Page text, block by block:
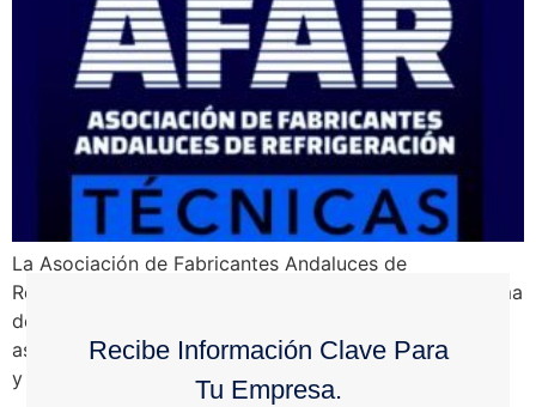
La Asociación de Fabricantes Andaluces de
Refrigeración y Climatización continúa con su programa
de encuentros, dedicados a analizar los diferentes
aspectos que afectan al mundo empresarial en general
y el […]
Recibe Información Clave Para
Tu Empresa.